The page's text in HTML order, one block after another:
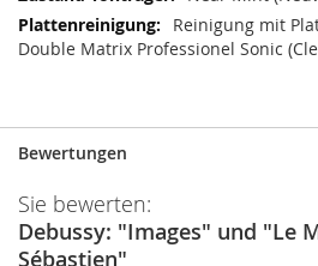
Reinigung mit
Double Matrix Professionel Sonic
Bewertungen
Sie bewerten:
Debussy: "Images" und "Le
Sébastien"